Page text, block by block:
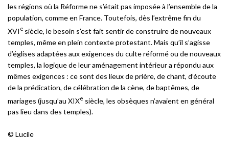
les régions où la Réforme ne s’était pas imposée à l’ensemble de la
population, comme en France. Toutefois, dès l’extrême fin du
XVI e siècle, le besoin s’est fait sentir de construire de nouveaux
temples, même en plein contexte protestant. Mais qu’il s’agisse
d’églises adaptées aux exigences du culte réformé ou de nouveaux
temples, la logique de leur aménagement intérieur a répondu aux
mêmes exigences : ce sont des lieux de prière, de chant, d’écoute
de la prédication, de célébration de la cène, de baptêmes, de
mariages (jusqu’au XIXe siècle, les obsèques n’avaient en général
pas lieu dans des temples).
© Lucile